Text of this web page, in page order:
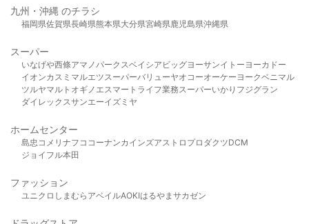
九州・沖縄 のチラシ
福岡県佐賀県長崎県熊本県大分県宮崎県鹿児島県沖縄県
スーパー
いなげや西條アマノパークスベイシア ビッグヨーサンイトーヨーカドー
イオンカスミ マルエツスーパーバリューヤオコーオーケー ヨークベニマル
ツルヤマルト オギノ エスマート ライフ業務スーパーいかり フジグラン
ダイレックスサンエーイズミヤ
ホームセンター
島忠 コメリ ナフコ コーナンカインズアストロプロダクツDCM
ジョイフル本田
ファッション
ユニクロ しまむら アベイルAOKIはるやま サカゼン